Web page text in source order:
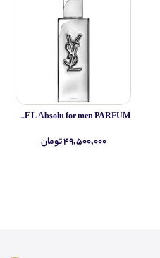
Yves Saint Laurent MYSLF L Absolu for men PARFUM
۴۹,۵۰۰,۰۰۰ تومان